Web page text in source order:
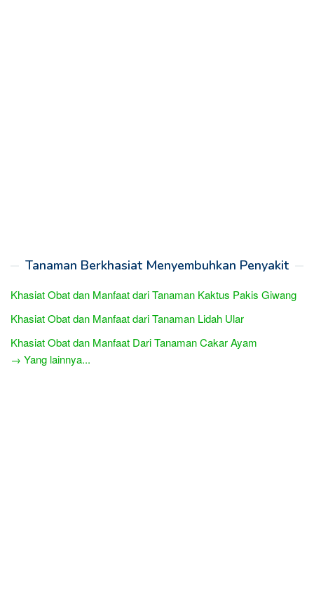
Tanaman Berkhasiat Menyembuhkan Penyakit
Khasiat Obat dan Manfaat dari Tanaman Kaktus Pakis Giwang
Khasiat Obat dan Manfaat dari Tanaman Lidah Ular
Khasiat Obat dan Manfaat Dari Tanaman Cakar Ayam
→ Yang lainnya...